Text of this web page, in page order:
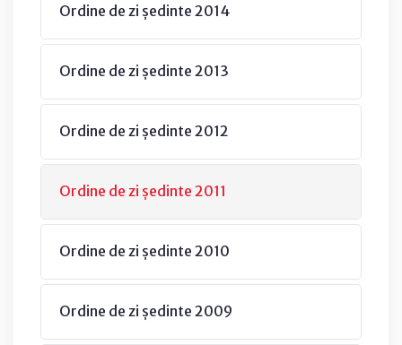
Ordine de zi ședinte 2014
Ordine de zi ședinte 2013
Ordine de zi ședinte 2012
Ordine de zi ședinte 2011
Ordine de zi ședinte 2010
Ordine de zi ședinte 2009